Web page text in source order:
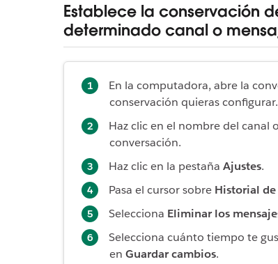
Establece la conservación
determinado canal o
En la computadora, abre la
conservación quieras configurar.
Haz clic en el nombre del canal
conversación.
Haz clic en la pestaña Ajustes.
Pasa el cursor sobre Historial de
Selecciona Eliminar los
Selecciona cuánto tiempo te
en Guardar cambios.